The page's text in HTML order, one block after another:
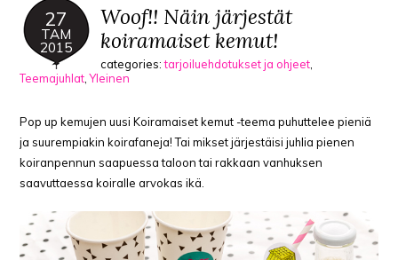
27
TAM
2015
Woof!! Näin järjestät
koiramaiset kemut!
categories:tarjoiluehdotukset ja ohjeet
Teemajuhlat ,Yleinen
Pop up kemujen uusi Koiramaiset kemut -teema puhuttelee pieniä
ja suurempiakin koirafaneja! Tai mikset järjestäisi juhlia pienen
koiranpennun saapuessa taloon tai rakkaan vanhuksen
saavuttaessa koiralle arvokas ikä.